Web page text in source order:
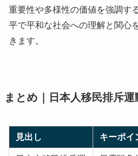
重要性や多様性の価値を強調す
平で平和な社会への理解と関心
きます。
まとめ｜日本人移民排斥運
見出し キーポイ